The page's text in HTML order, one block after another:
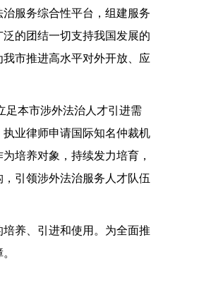
服务综合性平台，组建服务
的团结一切支持我国发展的
市推进高水平对外开放、应
足本市涉外法治人才引进需
业律师申请国际知名仲裁机
培养对象，持续发力培育，
引领涉外法治服务人才队伍
养、引进和使用。为全面推